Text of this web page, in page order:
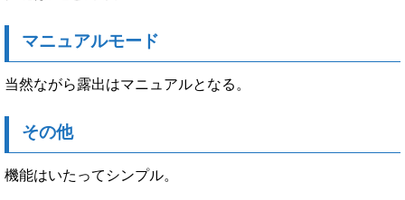
マニュアルモード
当然ながら露出はマニュアルとなる。
その他
機能はいたってシンプル。